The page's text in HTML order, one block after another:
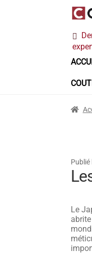
Aller
à
la
Aller
au
Publié
Le